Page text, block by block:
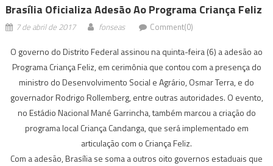
Brasília Oficializa Adesão Ao Programa Criança Feliz
7 de abril de 2017 fonseas Comment(0)
O governo do Distrito Federal assinou na quinta-feira (6) a adesão ao
Programa Criança Feliz, em cerimônia que contou com a presença do
ministro do Desenvolvimento Social e Agrário, Osmar Terra, e do
governador Rodrigo Rollemberg, entre outras autoridades. O evento,
no Estádio Nacional Mané Garrincha, também marcou a criação do
programa local Criança Candanga, que será implementado em
articulação com o Criança Feliz.
Com a adesão, Brasília se soma a outros oito governos estaduais que